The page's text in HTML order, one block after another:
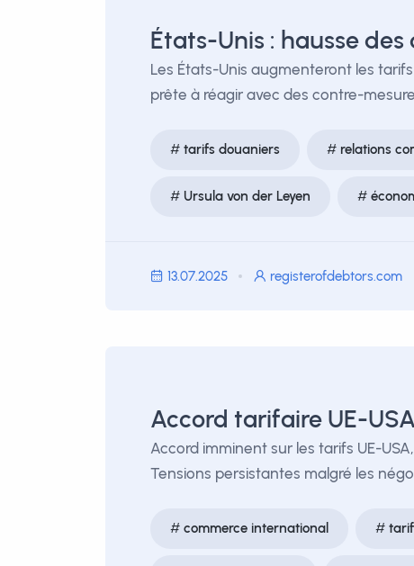
États-Unis : hausse
Les États-Unis augmenteront les
prête à réagir avec des contre-
tarifs douaniers relations
Ursula von der Leyen
13.07.2025 registerofdebtors.com
Accord tarifaire UE-
Accord imminent sur les tarifs UE-
Tensions persistantes malgré les
commerce international